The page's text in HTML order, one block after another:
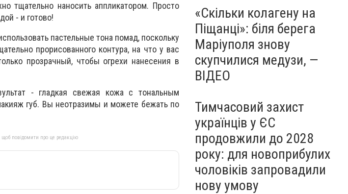
тщательно наносить аппликатором. Просто
- и готово!
пастельные тона помад, поскольку
прорисованного контура, на что у вас
прозрачный, чтобы огрехи нанесения в
- гладкая свежая кожа с тональным
губ. Вы неотразимы и можете бежать по
повідомити про це редакцію
«Скільки колагену на
Піщанці»: біля берега
Маріуполя знову
скупчилися медузи, —
ВІДЕО
Тимчасовий захист
українців у ЄС
продовжили до 2028
року: для новоприбулих
чоловіків запровадили
нову умову